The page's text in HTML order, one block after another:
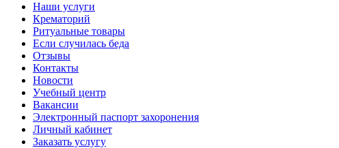
Наши услуги
Крематорий
Ритуальные товары
Если случилась беда
Отзывы
Контакты
Новости
Учебный центр
Вакансии
Электронный паспорт захоронения
Личный кабинет
Заказать услугу